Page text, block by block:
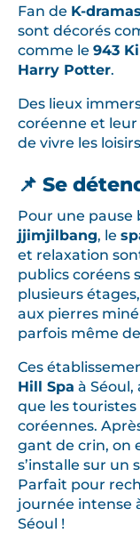
Fan de K-dramas
sont décorés
comme le 943
Harry Potter.
Des lieux
coréenne et
de vivre les
📌 Se
Pour une pause
jjimjilbang, le
et relaxation
publics coréens
plusieurs
aux pierres
parfois même
Ces
Hill Spa à
que les touristes
coréennes.
gant de crin, on
s’installe sur un
Parfait pour
journée intense
Séoul !